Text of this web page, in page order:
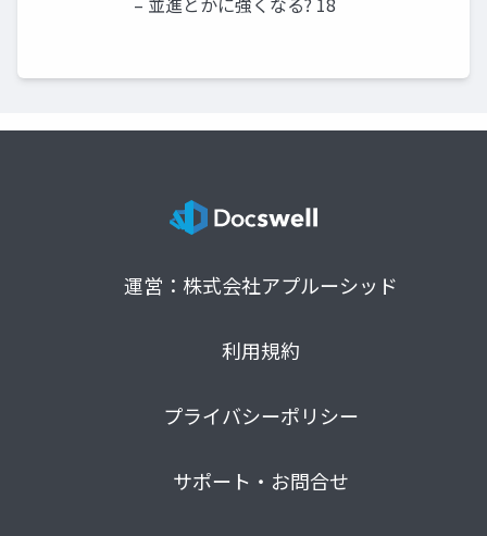
運営：株式会社アプルーシッド
利用規約
プライバシーポリシー
サポート・お問合せ